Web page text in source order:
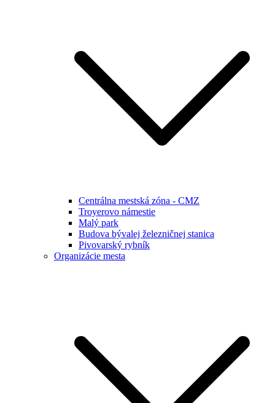
Centrálna mestská zóna - CMZ
Troyerovo námestie
Malý park
Budova bývalej železničnej stanica
Pivovarský rybník
Organizácie mesta